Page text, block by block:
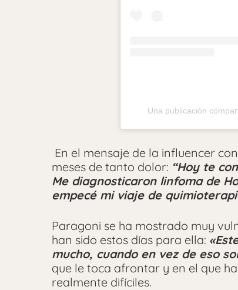
Una publicación
En el mensaje de la influencer
meses de tanto dolor: “Hoy te
Me diagnosticaron linfoma de
empecé mi viaje de
Paragoni se ha mostrado muy
han sido estos días para ella: «
mucho, cuando en vez de eso
que le toca afrontar y en el que
realmente difíciles.